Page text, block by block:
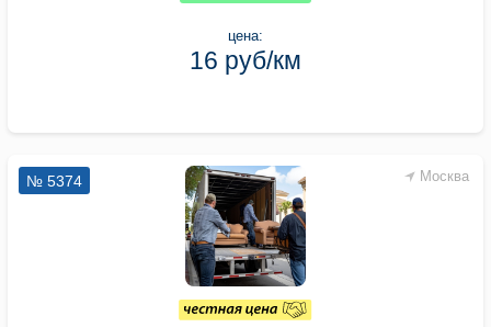
цена:
16 руб/км
Москва
№ 5374